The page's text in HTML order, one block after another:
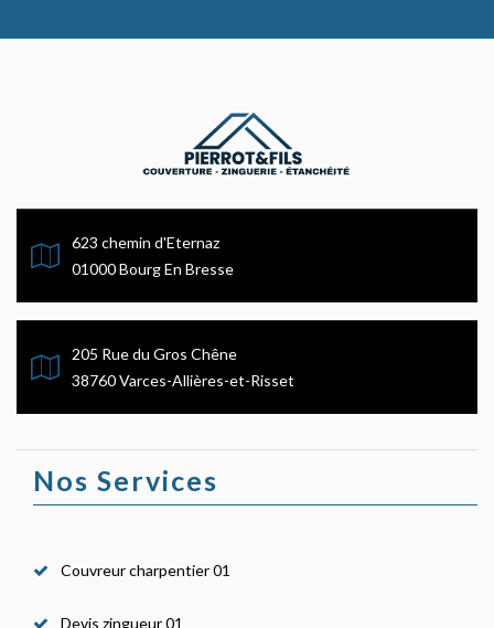
623 chemin d'Eternaz
01000 Bourg En Bresse
205 Rue du Gros Chêne
38760 Varces-Allières-et-Risset
Nos Services
Couvreur charpentier 01
Devis zingueur 01